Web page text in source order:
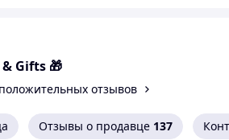
& Gifts 🎁
отзывов
Отзывы о продавце 137